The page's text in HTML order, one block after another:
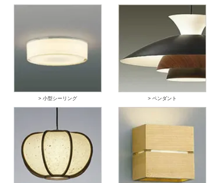
> 小型シーリング > ペンダント